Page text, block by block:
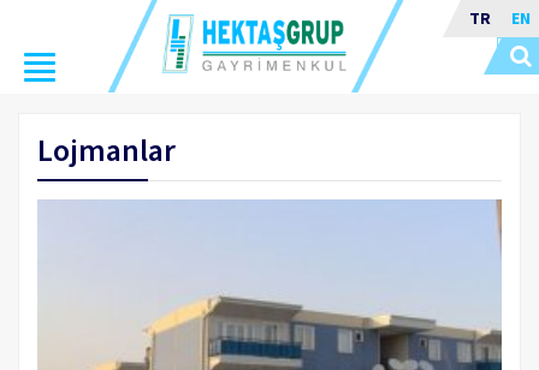
TR EN
Toggle
navigation
Lojmanlar